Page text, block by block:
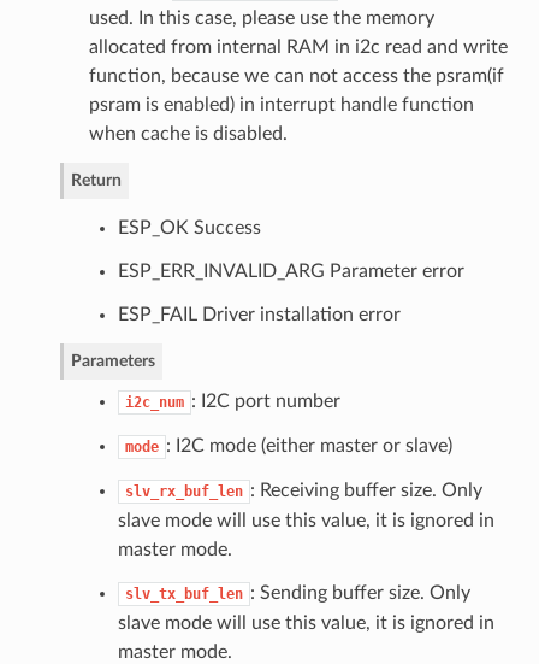
used. In this case, please use the memory
allocated from internal RAM in i2c read and write
function, because we can not access the psram(if
psram is enabled) in interrupt handle function
when cache is disabled.
Return
ESP_OK Success
ESP_ERR_INVALID_ARG Parameter error
ESP_FAIL Driver installation error
Parameters
i2c_num : I2C port number
mode : I2C mode (either master or slave)
slv_rx_buf_len : Receiving buffer size. Only
slave mode will use this value, it is ignored in
master mode.
slv_tx_buf_len : Sending buffer size. Only
slave mode will use this value, it is ignored in
master mode.